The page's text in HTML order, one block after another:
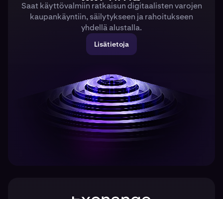
Saat käyttövalmiin ratkaisun digitaalisten varojen
kaupankäyntiin, säilytykseen ja rahoitukseen
yhdellä alustalla.
Lisätietoja